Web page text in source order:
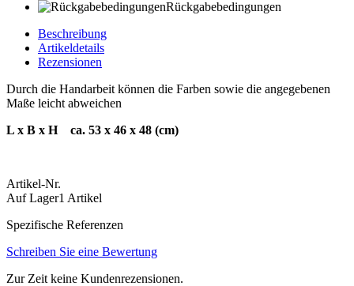
Rückgabebedingungen
Beschreibung
Artikeldetails
Rezensionen
Durch die Handarbeit können die Farben sowie die angegebenen
Maße leicht abweichen
L x B x H ca. 53 x 46 x 48 (cm)
Artikel-Nr.
Auf Lager1 Artikel
Spezifische Referenzen
Schreiben Sie eine Bewertung
Zur Zeit keine Kundenrezensionen.